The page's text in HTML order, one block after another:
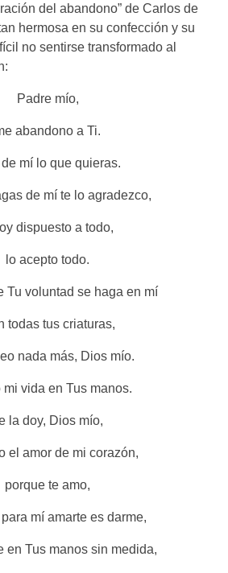
del abandono” de Carlos de
hermosa en su confección y su
no sentirse transformado al
Padre mío,
abandono a Ti.
de mí lo que quieras.
de mí te lo agradezco,
dispuesto a todo,
lo acepto todo.
Tu voluntad se haga en mí
todas tus criaturas,
nada más, Dios mío.
mi vida en Tus manos.
la doy, Dios mío,
el amor de mi corazón,
porque te amo,
mí amarte es darme,
en Tus manos sin medida,